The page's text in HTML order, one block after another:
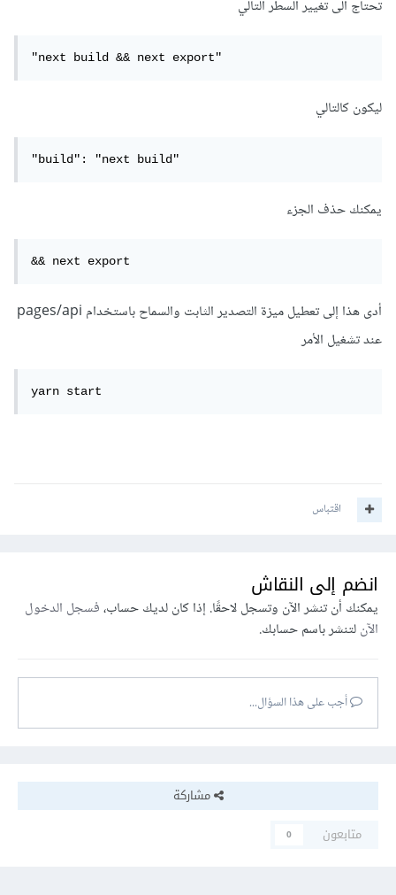
تحتاج الى تغيير السطر التالي
"next build && next export"
ليكون كالتالي
"build": "next build"
يمكنك حذف الجزء
&& next export
أدى هذا إلى تعطيل ميزة التصدير الثابت والسماح باستخدام pages/api
عند تشغيل الأمر
yarn start
اقتباس
انضم إلى النقاش
يمكنك أن تنشر الآن وتسجل لاحقًا. إذا كان لديك حساب،فسجل الدخول
الآنلتنشر باسم حسابك.
أجب على هذا السؤال...
مشاركة
متابعون
0